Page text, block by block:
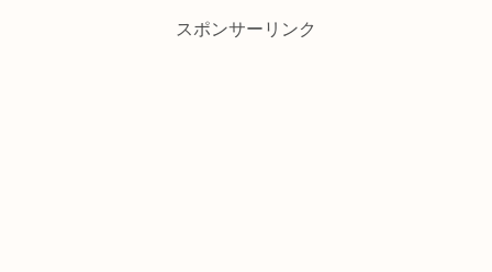
スポンサーリンク